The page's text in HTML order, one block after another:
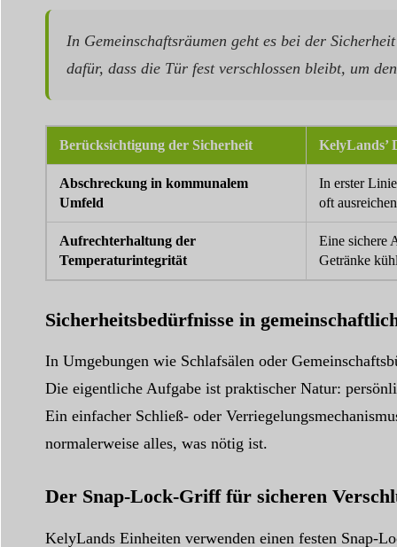
In Gemeinschaftsräumen geht es bei der
dafür, dass die Tür fest verschlossen bleibt, um
Berücksichtigung der Sicherheit KelyLands’
Abschreckung in kommunalem
Umfeld
In erster
oft
Aufrechterhaltung der
Temperaturintegrität
Eine sichere
Getränke
Sicherheitsbedürfnisse in
In Umgebungen wie Schlafsälen oder
Die eigentliche Aufgabe ist praktischer Natur:
Ein einfacher Schließ- oder
normalerweise alles, was nötig ist.
Der Snap-Lock-Griff für sicheren
KelyLands Einheiten verwenden einen festen Snap-